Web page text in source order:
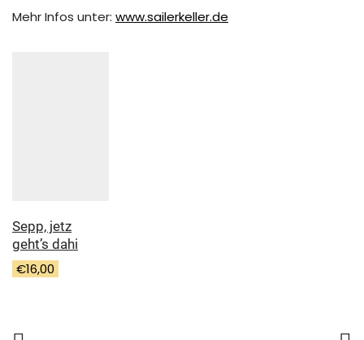
Mehr Infos unter: www.sailerkeller.de
Sepp, jetz
geht’s dahi
€16,00